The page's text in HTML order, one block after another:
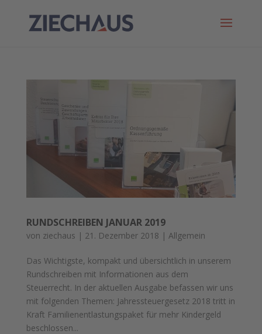
RUNDSCHREIBEN JANUAR 2019
von ziechaus | 21. Dezember 2018 | Allgemein
Das Wichtigste, kompakt und übersichtlich in unserem
Rundschreiben mit Informationen aus dem
Steuerrecht. In der aktuellen Ausgabe befassen wir uns
mit folgenden Themen: Jahressteuergesetz 2018 tritt in
Kraft Familienentlastungspaket für mehr Kindergeld
beschlossen...